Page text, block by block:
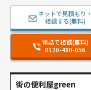
ネットで見積もり・
相談する(無料)
電話で相談(無料)
0120-480-056
街の便利屋green